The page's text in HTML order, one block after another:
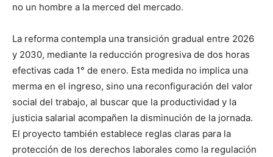
no un hombre a la merced del mercado.
La reforma contempla una transición gradual entre 2026
y 2030, mediante la reducción progresiva de dos horas
efectivas cada 1° de enero. Esta medida no implica una
merma en el ingreso, sino una reconfiguración del valor
social del trabajo, al buscar que la productividad y la
justicia salarial acompañen la disminución de la jornada.
El proyecto también establece reglas claras para la
protección de los derechos laborales como la regulación